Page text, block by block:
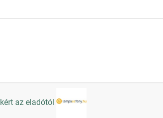
az eladótól